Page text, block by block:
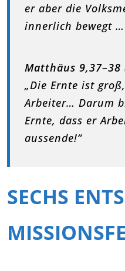
er aber die
innerlich bewegt
Matthäus 9,37–38
„Die Ernte ist
Arbeiter… Darum
Ernte, dass er
aussende!“
SECHS